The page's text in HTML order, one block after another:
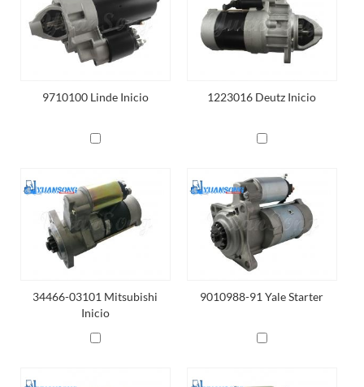
9710100 Linde Inicio 1223016 Deutz Inicio
34466-03101 Mitsubishi
Inicio
9010988-91 Yale Starter